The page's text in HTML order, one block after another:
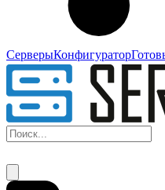
СерверыКонфигуратор